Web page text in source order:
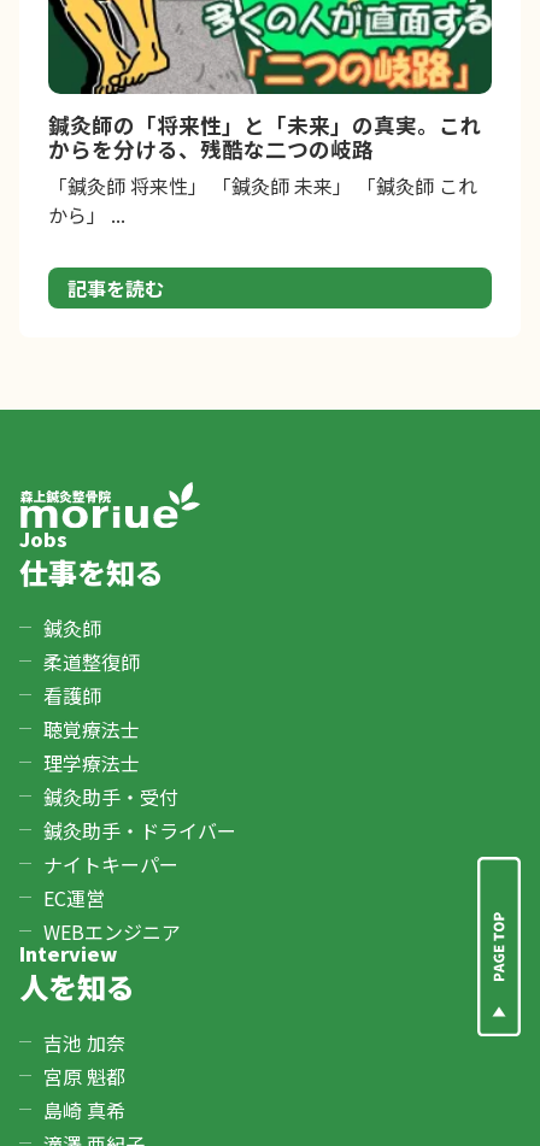
鍼灸師の「将来性」と「未来」の真実。これ
からを分ける、残酷な二つの岐路
「鍼灸師 将来性」 「鍼灸師 未来」 「鍼灸師 これ
から」 ...
記事を読む
Jobs
仕事を知る
鍼灸師
柔道整復師
看護師
聴覚療法士
理学療法士
鍼灸助手・受付
鍼灸助手・ドライバー
ナイトキーパー
EC運営
WEBエンジニア
Interview
人を知る
吉池 加奈
宮原 魁都
島崎 真希